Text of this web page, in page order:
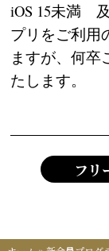
iOS 15未満
プリをご利用
ますが、何卒
たします。
フ